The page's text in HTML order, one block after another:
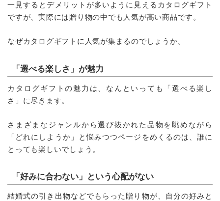
一見するとデメリットが多いように見えるカタログギフト
ですが、実際には贈り物の中でも人気が高い商品です。
なぜカタログギフトに人気が集まるのでしょうか。
「選べる楽しさ」が魅力
カタログギフトの魅力は、なんといっても「選べる楽し
さ」に尽きます。
さまざまなジャンルから選び抜かれた品物を眺めながら
「どれにしようか」と悩みつつページをめくるのは、誰に
とっても楽しいでしょう。
「好みに合わない」という心配がない
結婚式の引き出物などでもらった贈り物が、自分の好みと